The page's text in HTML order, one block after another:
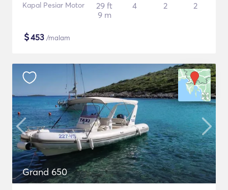
Kapal Pesiar Motor
29 ft
9 m
4 2 2
$453 /malam
Grand 650